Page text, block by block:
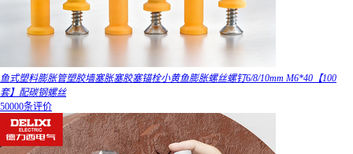
鱼式塑料膨胀管塑胶墙塞胀塞胶塞锚栓小黄鱼膨胀螺丝螺钉6/8/10mm M6*40【100
套】配碳钢螺丝
50000条评价